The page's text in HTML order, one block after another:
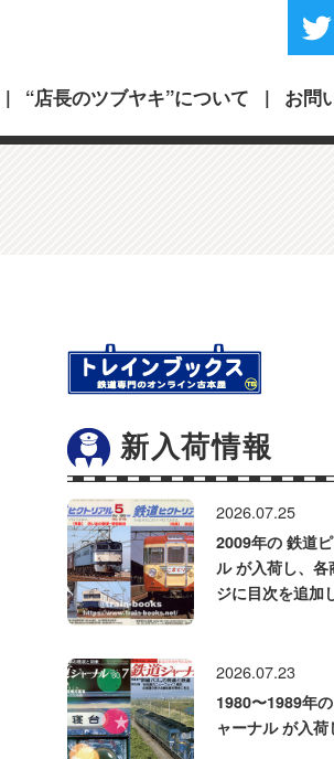
“店長のツブヤキ”について お問
新入荷情報
2026.07.25
2009年の 鉄道
ル が入荷し、各
ジに目次を追加
2026.07.23
1980〜1989年
ャーナル が入荷